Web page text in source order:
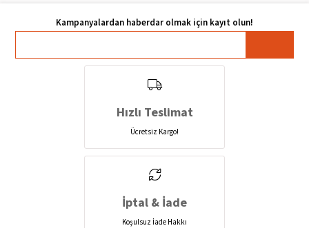
Hızlı Teslimat
Ücretsiz Kargo!
İptal & İade
Koşulsuz İade Hakkı